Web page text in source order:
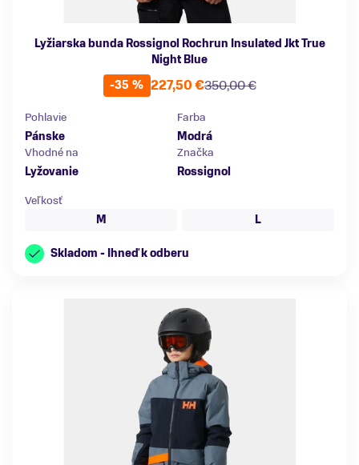
Lyžiarska bunda Rossignol Rochrun Insulated Jkt True
Night Blue
-35 %
350,00 €
227,50 €
Pohlavie
Pánske
Farba
Modrá
Vhodné na
Lyžovanie
Značka
Rossignol
Veľkosť
M
L
Skladom - Ihneď k odberu